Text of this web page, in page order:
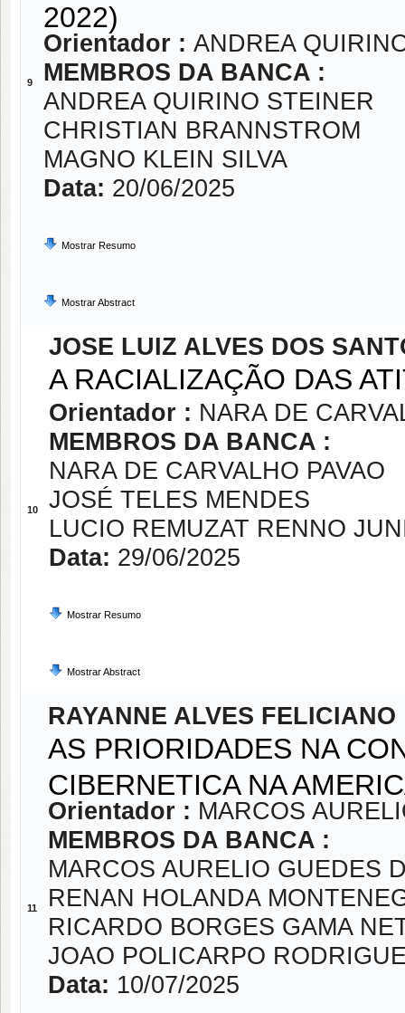
9
2022)
Orientador : ANDREA
MEMBROS DA BANCA :
ANDREA QUIRINO STEINER
CHRISTIAN BRANNSTROM
MAGNO KLEIN SILVA
Data: 20/06/2025
Mostrar Resumo
Mostrar Abstract
10
JOSE LUIZ ALVES DOS
A RACIALIZAÇÃO DAS
Orientador : NARA DE
MEMBROS DA BANCA :
NARA DE CARVALHO PAVAO
JOSÉ TELES MENDES
LUCIO REMUZAT RENNO
Data: 29/06/2025
Mostrar Resumo
Mostrar Abstract
11
RAYANNE ALVES FELICIANO
AS PRIORIDADES NA
CIBERNETICA NA
Orientador : MARCOS
MEMBROS DA BANCA :
MARCOS AURELIO GUEDES
RENAN HOLANDA
RICARDO BORGES GAMA
JOAO POLICARPO
Data: 10/07/2025